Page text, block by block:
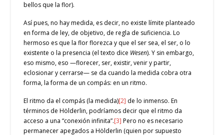
bellos que la flor).
Así pues, no hay medida, es decir, no existe límite planteado
en forma de ley, de objetivo, de regla de suficiencia. Lo
hermoso es que la flor florezca y que el ser sea, el ser, o lo
existente o la presencia (el texto dice Wesen). Y sin embargo,
eso mismo, eso —florecer, ser, existir, venir y partir,
eclosionar y cerrarse— se da cuando la medida cobra otra
forma, la forma de un compás: en un ritmo.
El ritmo da el compás (la medida)[2] de lo inmenso. En
términos de Hölderlin, podríamos decir que el ritmo da
acceso a una “conexión infinita”.[3] Pero no es necesario
permanecer apegados a Hölderlin (quien por supuesto